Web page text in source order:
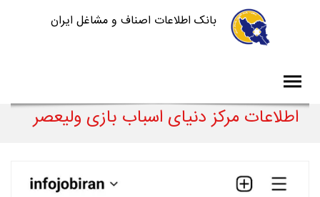
بانک اطلاعات اصناف و مشاغل ایران
اطلاعات مرکز دنیای اسباب بازی ولیعصر